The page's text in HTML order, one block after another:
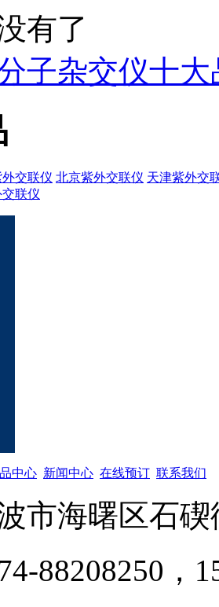
有了
子杂交仪十大
外交联仪 北京紫外交联仪 天津紫外交
联仪
中心 新闻中心 在线预订 联系我们
市海曙区石
88208250，